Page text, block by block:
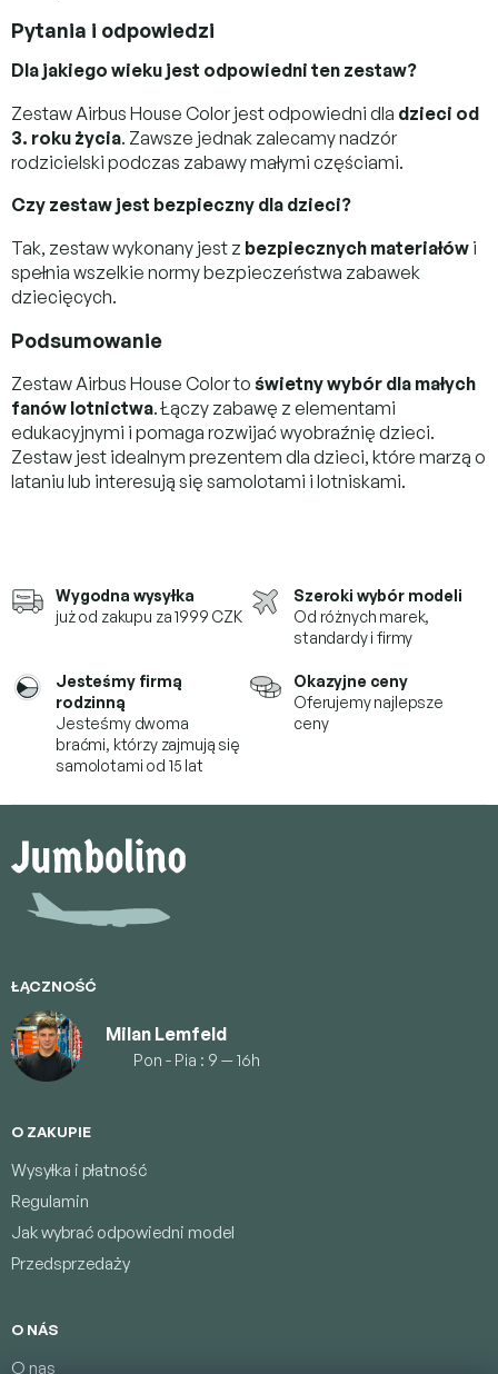
Wygodna wysyłka
już od zakupu za 1999 CZK
Szeroki wybór modeli
Od różnych marek,
standardy i firmy
Jesteśmy firmą
rodzinną
Jesteśmy dwoma
braćmi, którzyzajmują się
samolotami od 15 lat
Okazyjne ceny
Oferujemy najlepsze
ceny
Pytania i odpowiedzi
Dla jakiego wieku jest odpowiedni ten zestaw?
Zestaw Airbus House Color jest odpowiedni dla dzieci od
3. roku życia. Zawsze jednak zalecamy nadzór
rodzicielski podczas zabawy małymi częściami.
Czy zestaw jest bezpieczny dla dzieci?
Tak, zestaw wykonany jest z bezpiecznych materiałów i
spełnia wszelkie normy bezpieczeństwa zabawek
dziecięcych.
Podsumowanie
Zestaw Airbus House Color to świetny wybór dla małych
fanów lotnictwa. Łączy zabawę z elementami
edukacyjnymi i pomaga rozwijać wyobraźnię dzieci.
Zestaw jest idealnym prezentem dla dzieci, które marzą o
lataniu lub interesują się samolotami i lotniskami.
o
ŁĄCZNOŚĆ
Milan Lemfeld
Pon - Pia : 9 — 16h
O ZAKUPIE
Wysyłka i płatność
Regulamin
Jak wybrać odpowiedni model
Przedsprzedaży
O NÁS
O nas